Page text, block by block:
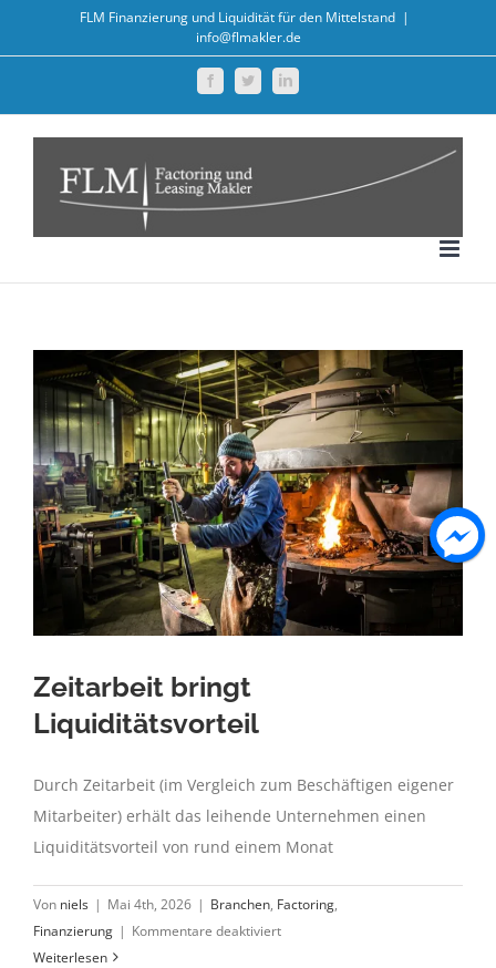
FLM Finanzierung und Liquidität für den Mittelstand |
info@flmakler.de
FacebookTwitterLinkedIn
Zeitarbeit bringt
Liquiditätsvorteil
Durch Zeitarbeit (im Vergleich zum Beschäftigen eigener
Mitarbeiter) erhält das leihende Unternehmen einen
Liquiditätsvorteil von rund einem Monat
Von niels | Mai 4th, 2026 | Branchen, Factoring,
Finanzierung | Kommentare deaktiviertfür
Weiterlesen